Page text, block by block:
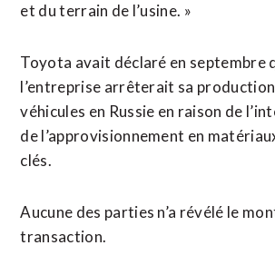
et du terrain de l’usine. »
Toyota avait déclaré en septembre
l’entreprise arrêterait sa
véhicules en Russie en raison de
de l’approvisionnement en
clés.
Aucune des parties n’a révélé le
transaction.